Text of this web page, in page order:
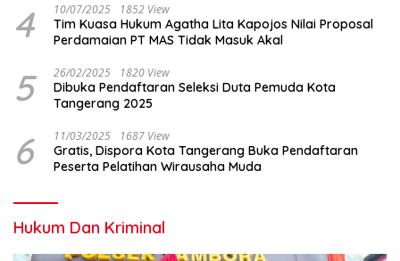
4 10/07/2025 1852 View
Tim Kuasa Hukum Agatha Lita Kapojos Nilai Proposal
Perdamaian PT MAS Tidak Masuk Akal
5 26/02/2025 1820 View
Dibuka Pendaftaran Seleksi Duta Pemuda Kota
Tangerang 2025
6 11/03/2025 1687 View
Gratis, Dispora Kota Tangerang Buka Pendaftaran
Peserta Pelatihan Wirausaha Muda
Hukum Dan Kriminal